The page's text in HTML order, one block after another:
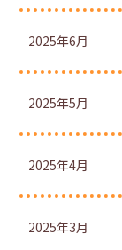
2025年6月
2025年5月
2025年4月
2025年3月